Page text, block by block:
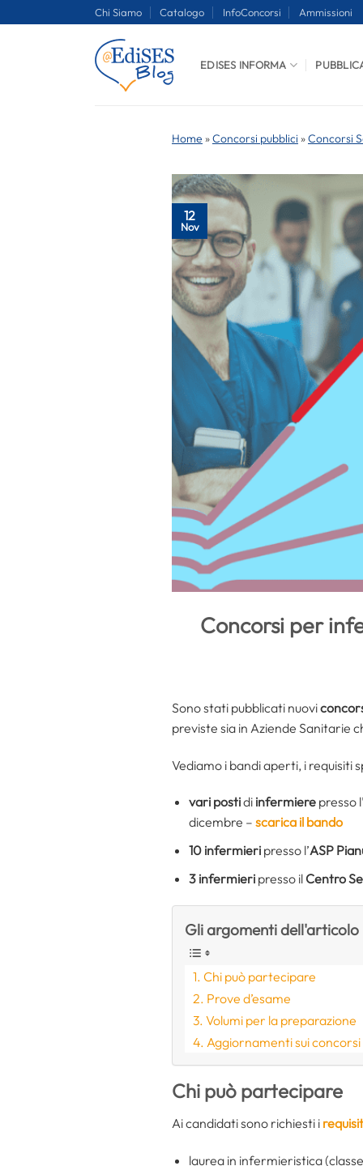
Chi Siamo Catalogo InfoConcorsi Ammissioni
EDISES INFORMA
Home »Concorsi pubblici »Concorsi
12
Nov
Concorsi per
Sono stati pubblicati nuovi
previste sia in Aziende Sanitarie
Vediamo i bandi aperti, i requisiti
vari postidi infermierepresso
dicembre – scarica il bando
10 infermieripresso l’ASP
3 infermieripresso il Centro
Gli argomenti dell'articolo
Chi può partecipare
Prove d’esame
Volumi per la preparazione
Aggiornamenti sui concorsi
Chi può partecipare
Ai candidati sono richiesti i
laurea in infermieristica